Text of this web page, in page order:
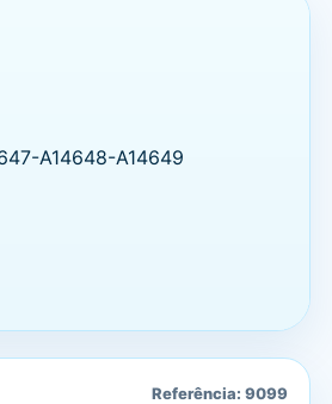
Referência: 9099